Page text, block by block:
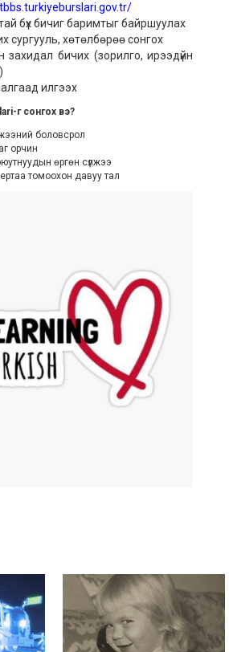
бүх бичиг баримтыг байршуулах
сургууль, хөтөлбөрөө сонгох
захидал бичих (зорилго, ирээдүйн
илгээх
г сонгох вэ?
боловсрол
орчин
өргөн сүлжээ
томоохон давуу тал